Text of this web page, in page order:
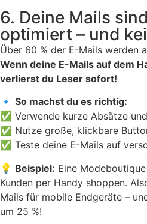
6. Deine Mails
optimiert – und
Über 60 % der E-Mails werden
Wenn deine E-Mails auf dem
verlierst du Leser sofort!
🔹 So machst du es richtig:
✅ Verwende kurze Absätze
✅ Nutze große, klickbare
✅ Teste deine E-Mails auf
💡 Beispiel: Eine
Kunden per Handy shoppen.
Mails für mobile Endgeräte –
um 25 %!